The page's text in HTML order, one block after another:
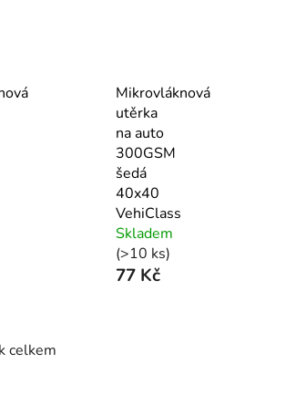
Mikrovláknová
utěrka
na auto
300GSM
šedá
40x40
VehiClass
Skladem
(>10 ks)
77 Kč
celkem